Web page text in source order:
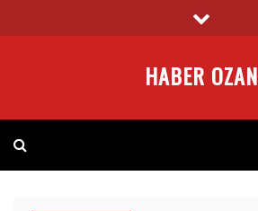
to
HABER OZAN